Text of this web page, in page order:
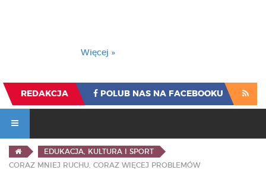
Więcej »
REDAKCJA POLUB NAS NA FACEBOOKU
EDUKACJA, KULTURA I SPORT
CORAZ MNIEJ RUCHU, CORAZ WIĘCEJ PROBLEMÓW